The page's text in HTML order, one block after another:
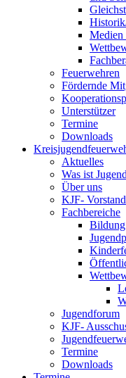
Medien
Feuerwehren
Fördernde
Unterstützer
Termine
Downloads
Aktuelles
Was ist
Über uns
KJF- Vorstand
Fachbereiche
Bildung
Jugendforum
KJF-
Termine
Downloads